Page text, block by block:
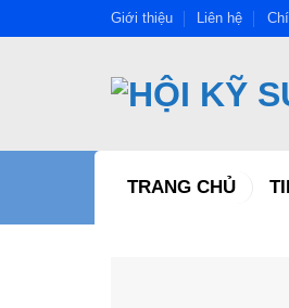
qua
Giới thiệu Liên hệ
TRANG CHỦ